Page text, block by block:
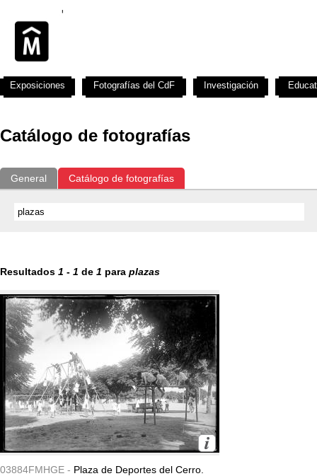
Catálogo de fotografías
General Catálogo de fotografías
Resultados 1 - 1 de 1 para plazas
03884FMHGE - Plaza de Deportes del Cerro.
Exposiciones Fotografías del CdF Investigación